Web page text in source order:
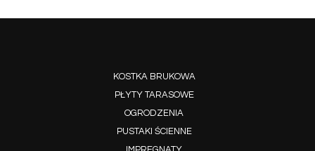
KOSTKA BRUKOWA
PŁYTY TARASOWE
OGRODZENIA
PUSTAKI ŚCIENNE